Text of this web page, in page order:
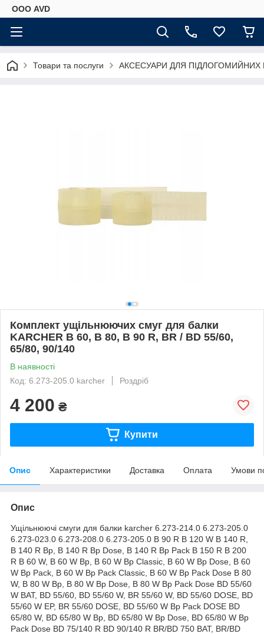
ООО AVD
Товари та послуги АКСЕСУАРИ ДЛЯ
Комплект ущільнюючих смуг для балки
KARCHER B 60, B 80, B 90 R, BR / BD 55/60,
65/80, 90/140
В наявності
Код: 6.273-205.0 karcher
Роздріб
4 200 ₴
Купити
Опис Характеристики Доставка Оплата Умови
Опис
Ущільнюючі смуги для балки karcher 6.273-214.0 6.273-205.0
6.273-023.0 6.273-208.0 6.273-205.0 B 90 R B 120 W B 140 R,
B 140 R Bp, B 140 R Bp Dose, B 140 R Bp Pack B 150 R B 200
R B 60 W, B 60 W Bp, B 60 W Bp Classic, B 60 W Bp Dose, B 60
W Bp Pack, B 60 W Bp Pack Classic, B 60 W Bp Pack Dose B 80
W, B 80 W Bp, B 80 W Bp Dose, B 80 W Bp Pack Dose BD 55/60
W BAT, BD 55/60, BD 55/60 W, BR 55/60 W, BD 55/60 DOSE, BD
55/60 W EP, BR 55/60 DOSE, BD 55/60 W Bp Pack DOSE BD
65/80 W, BD 65/80 W Bp, BD 65/80 W Bp Dose, BD 65/80 W Bp
Pack Dose BD 75/140 R BD 90/140 R BR/BD 750 BAT, BR/BD